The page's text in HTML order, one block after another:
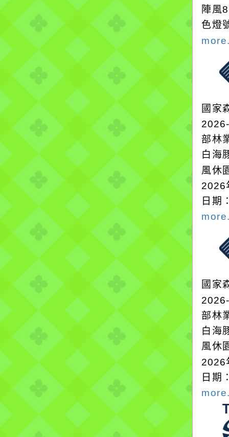
陣風
色燈
國家
部林
白海
風休
2026
日期
國家
部林
白海
風休
2026
日期